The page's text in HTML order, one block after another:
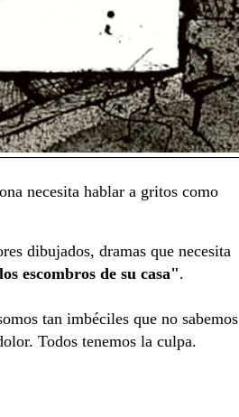
necesita hablar a gritos como
dibujados, dramas que necesita
escombros de su casa".
tan imbéciles que no sabemos
Todos tenemos la culpa.